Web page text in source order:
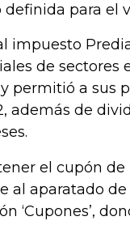
para el
impuesto
de sectores
permitió a sus
además de
el cupón de
al aparatado
‘Cupones’,